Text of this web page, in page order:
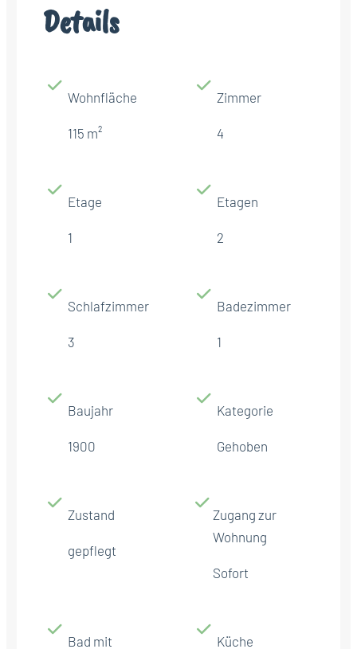
Details
Wohnfläche
115 m²
Zimmer
4
Etage
1
Etagen
2
Schlafzimmer
3
Badezimmer
1
Baujahr
1900
Kategorie
Gehoben
Zustand
gepflegt
Zugang zur
Wohnung
Sofort
Bad mit Küche